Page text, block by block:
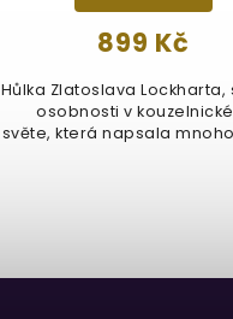
899 Kč
Hůlka Zlatoslava Lockharta,
osobnosti v
světe, která napsala mnoho